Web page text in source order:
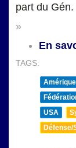
part du
»
En
TAGS:
USA
Défense/